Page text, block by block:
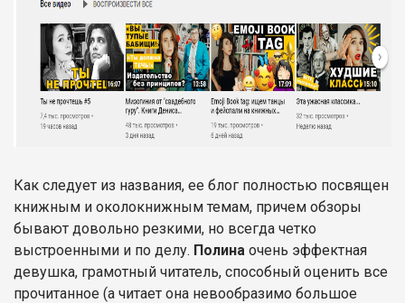
Как следует из названия, ее блог полностью посвящен
книжным и околокнижным темам, причем обзоры
бывают довольно резкими, но всегда четко
выстроенными и по делу. Полина очень эффектная
девушка, грамотный читатель, способный оценить все
прочитанное (а читает она невообразимо большое